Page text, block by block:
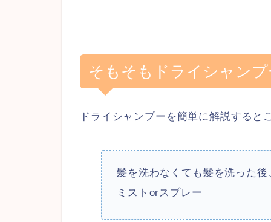
そもそもドライシャン
ドライシャンプーを簡単に解説すると
髪を洗わなくても髪を洗った
ミストorスプレー